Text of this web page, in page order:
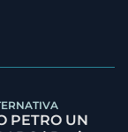
PETRO UN